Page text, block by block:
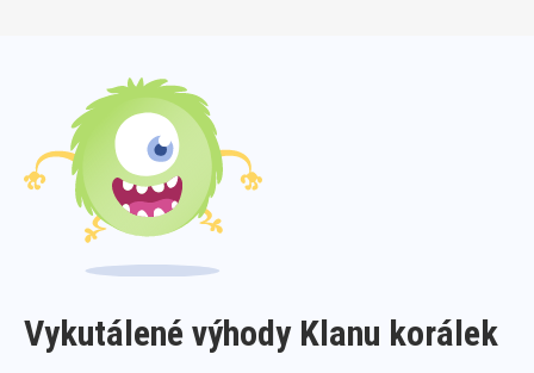
Vykutálené výhody Klanu korálek